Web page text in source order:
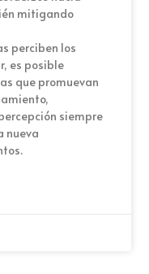
mitigando
perciben los
es posible
que promuevan
siempre
nueva